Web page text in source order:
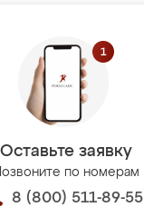
Оставьте заявку
Позвоните по номерам
8 (800) 511-89-55